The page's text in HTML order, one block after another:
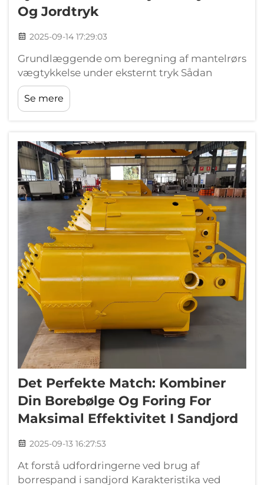
Og Jordtryk
2025-09-14 17:29:03
Grundlæggende om beregning af mantelrørs
vægtykkelse under eksternt tryk Sådan
påvirker eksterne jord- og hydrostatiske tryk
mantelens integritet Jordens kompression
udefra og vægten af vand ovenpå genererer
Se mere
Det Perfekte Match: Kombiner
Din Borebølge Og Foring For
Maksimal Effektivitet I Sandjord
2025-09-13 16:27:53
At forstå udfordringerne ved brug af
borrespand i sandjord Karakteristika ved